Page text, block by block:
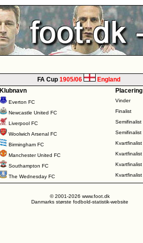
FA Cup 1905/06
England
Klubnavn Placering
Everton FC
Vinder
Newcastle United FC
Finalist
Liverpool FC
Semifinalist
Woolwich Arsenal FC
Semifinalist
Birmingham FC
Kvartfinalist
Manchester United FC
Kvartfinalist
Southampton FC
Kvartfinalist
The Wednesday FC Kvartfinalist
© 2001-2026 www.foot.dk
Danmarks største fodbold-statistik-website